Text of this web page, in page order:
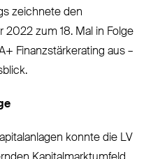
zeichnete den
2022 zum 18. Mal in Folge
Finanzstärkerating aus –
konnte die LV